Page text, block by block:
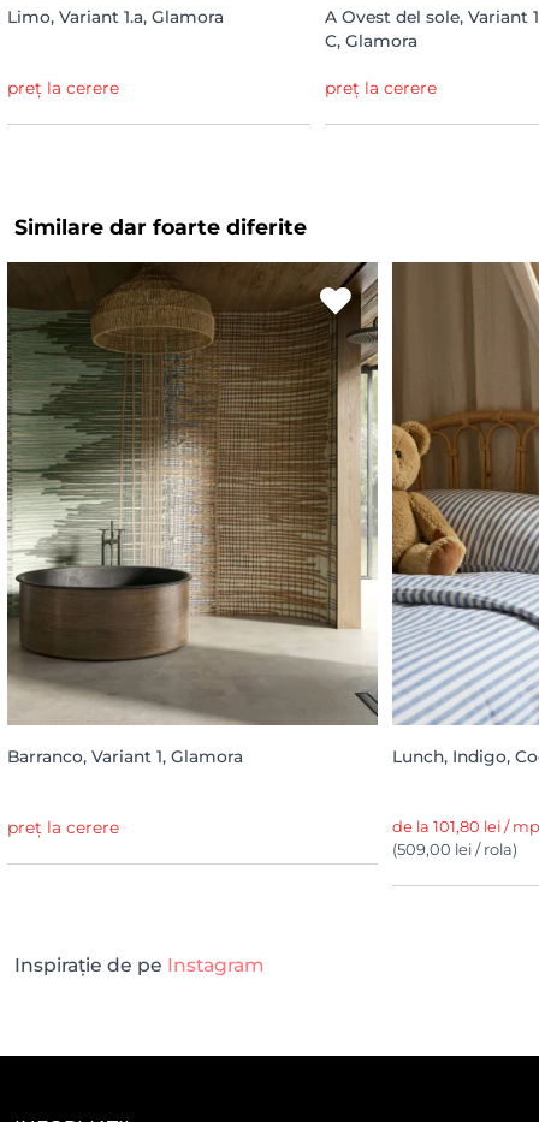
Limo, Variant 1.a, Glamora
preț la cerere
A Ovest del sole, Variant
C, Glamora
preț la cerere
Similare dar foarte diferite
Barranco, Variant 1, Glamora
preț la cerere
Lunch, Indigo,
de la 101,80 lei / mp
(509,00 lei / rola)
Inspirație de pe Instagram